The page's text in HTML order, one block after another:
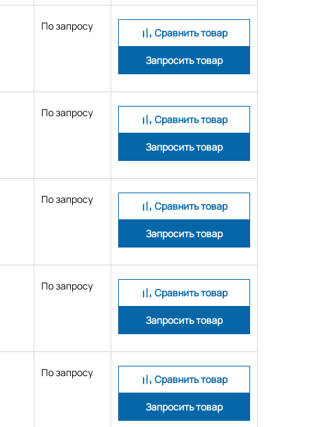
По запросу
Сравнить товар
Запросить товар
По запросу
Сравнить товар
Запросить товар
По запросу
Сравнить товар
Запросить товар
По запросу
Сравнить товар
Запросить товар
По запросу
Сравнить товар
Запросить товар